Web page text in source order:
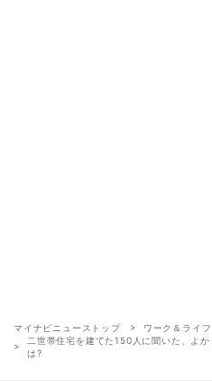
マイナビニューストップ ワーク＆ライフ
二世帯住宅を建てた150人に聞いた、よ
は?